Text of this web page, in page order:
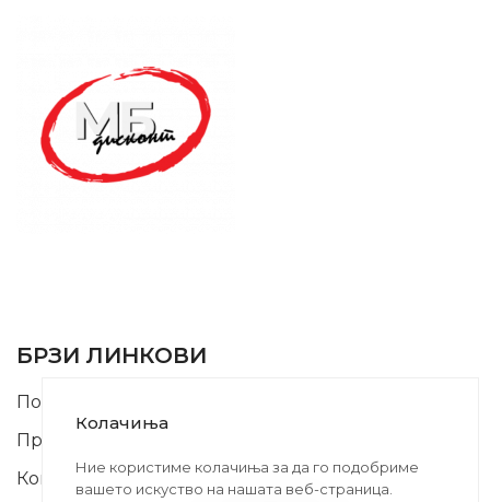
БРЗИ ЛИНКОВИ
Почетна
Производи
Контакт
Колачиња
Ние користиме колачиња за да го подобриме
вашето искуство на нашата веб-страница.